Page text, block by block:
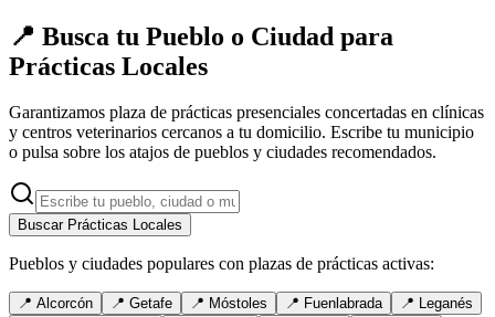
📍 Busca tu Pueblo o Ciudad para
Prácticas Locales
Garantizamos plaza de prácticas presenciales concertadas en clínicas
y centros veterinarios cercanos a tu domicilio. Escribe tu municipio
o pulsa sobre los atajos de pueblos y ciudades recomendados.
Buscar Prácticas Locales
Pueblos y ciudades populares con plazas de prácticas activas:
📍 Alcorcón 📍 Getafe 📍 Móstoles 📍 Fuenlabrada 📍 Leganés